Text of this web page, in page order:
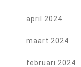
april 2024
maart 2024
februari 2024